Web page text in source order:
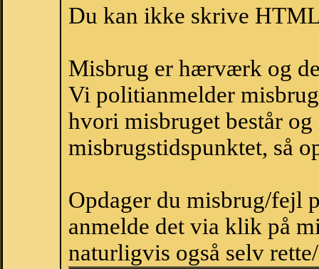
Du kan ikke skrive
Misbrug er hærværk og
Vi politianmelder
hvori misbruget består
misbrugstidspunktet, så
Opdager du misbrug/fejl
anmelde det via klik på
naturligvis også selv